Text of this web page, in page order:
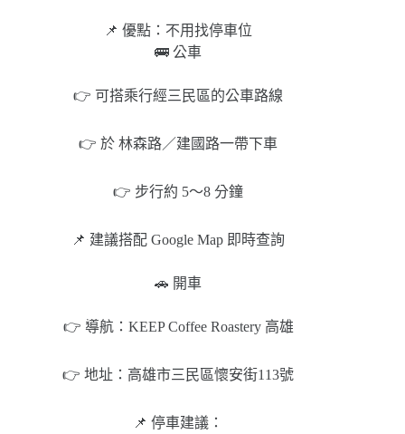
📌 優點：不用找停車位
🚌 公車
👉 可搭乘行經三民區的公車路線
👉 於 林森路／建國路一帶下車
👉 步行約 5～8 分鐘
📌 建議搭配 Google Map 即時查詢
🚗 開車
👉 導航：KEEP Coffee Roastery 高雄
👉 地址：高雄市三民區懷安街113號
📌 停車建議：